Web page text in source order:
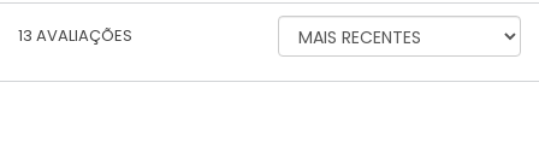
13 AVALIAÇÕES
ORDENAR
AVALIAÇÕES